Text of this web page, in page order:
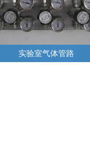
实验室气体管路